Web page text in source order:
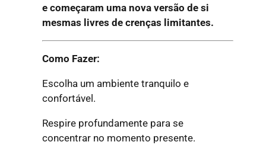
e começaram uma nova versão de si
mesmas livres de crenças limitantes.
Como Fazer:
Escolha um ambiente tranquilo e
confortável.
Respire profundamente para se
concentrar no momento presente.